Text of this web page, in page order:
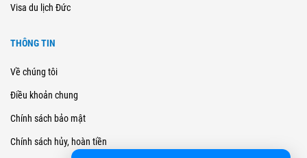
Visa du lịch Đức
THÔNG TIN
Về chúng tôi
Điều khoản chung
Chính sách bảo mật
Chính sách hủy, hoàn tiền